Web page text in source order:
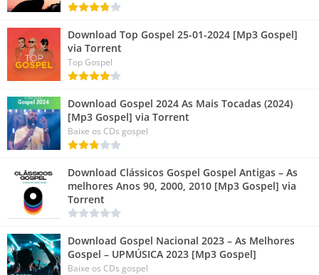
Download Top Gospel 25-01-2024 [Mp3 Gospel]
via Torrent
Top Gospel
Download Gospel 2024 As Mais Tocadas (2024)
[Mp3 Gospel] via Torrent
Baixe os CDs gospel
Download Clássicos Gospel Gospel Antigas – As
melhores Anos 90, 2000, 2010 [Mp3 Gospel] via
Torrent
Download Gospel Nacional 2023 – As Melhores
Gospel – UPMÚSICA 2023 [Mp3 Gospel]
Baixe os CDs gospel